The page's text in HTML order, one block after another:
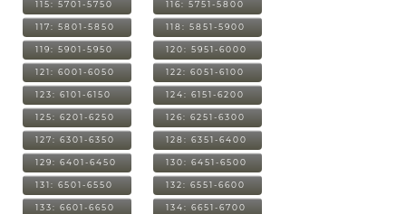
115: 5701-5750 116: 5751-5800
117: 5801-5850 118: 5851-5900
119: 5901-5950 120: 5951-6000
121: 6001-6050 122: 6051-6100
123: 6101-6150 124: 6151-6200
125: 6201-6250 126: 6251-6300
127: 6301-6350 128: 6351-6400
129: 6401-6450 130: 6451-6500
131: 6501-6550 132: 6551-6600
133: 6601-6650 134: 6651-6700